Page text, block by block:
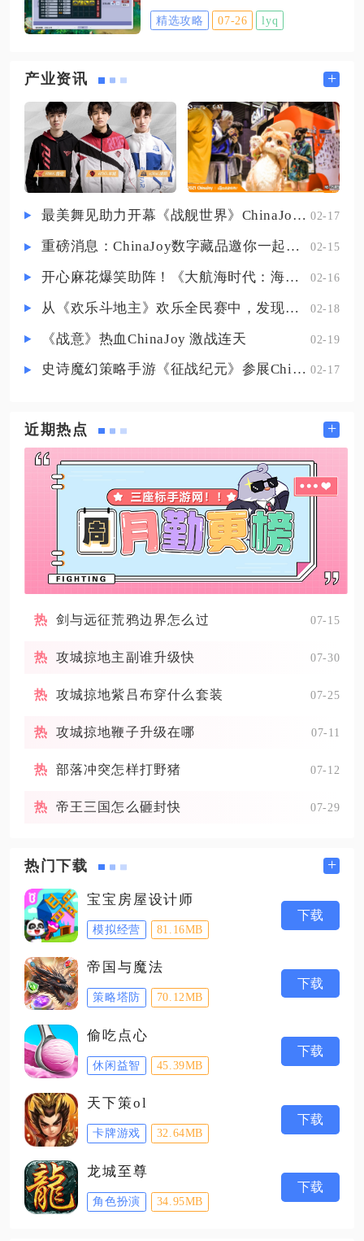
宝石提供的速度属性无可替代，气
出单位残血无法及时抬血、敌方封
系先手限制释放罗汉、晶清等关键
问题，哪怕是侧重耐属性的慢速化
生体系，腰带依旧不能更换宝石类
配，优先选择马面、蝴蝶仙子、蚌
仙子三套低成本组合，兼顾日常抓
氪无需高额打造，整套召唤灵可平
选天兵、龙女、僵尸作为补充适配
不同门派需求。主力物理过渡宠首
选马面，地府场景可直接捕捉，洗
练成本仅消耗少量金柳露，天生自
带夜战与高级鬼魂，完美适配夜间
1300以上、成长不低于1.12，四技能
基础胚子无需大量打书，仅搭配低
精选攻略 07-26 lyq
产业资讯 +
最美舞见助力开幕《战舰世界》ChinaJoy首日精彩碰撞 02-17
重磅消息：ChinaJoy数字藏品邀你一起评选 02-15
开心麻花爆笑助阵！《大航海时代：海上霸主》亮相China Joy 02-16
从《欢乐斗地主》欢乐全民赛中，发现拓盘全民电竞的新蓝海 02-18
《战意》热血ChinaJoy 激战连天 02-19
史诗魔幻策略手游《征战纪元》参展ChinaJoy，SLG与放置融合玩法来袭 02-17
近期热点 +
剑与远征荒鸦边界怎么过 07-15
攻城掠地主副谁升级快 07-30
攻城掠地紫吕布穿什么套装 07-25
攻城掠地鞭子升级在哪 07-11
部落冲突怎样打野猪 07-12
帝王三国怎么砸封快 07-29
热门下载 +
宝宝房屋设计师
模拟经营 81.16MB
下载
帝国与魔法
策略塔防 70.12MB
下载
偷吃点心
休闲益智 45.39MB
下载
天下策ol
卡牌游戏 32.64MB
下载
龙城至尊
角色扮演 34.95MB
下载